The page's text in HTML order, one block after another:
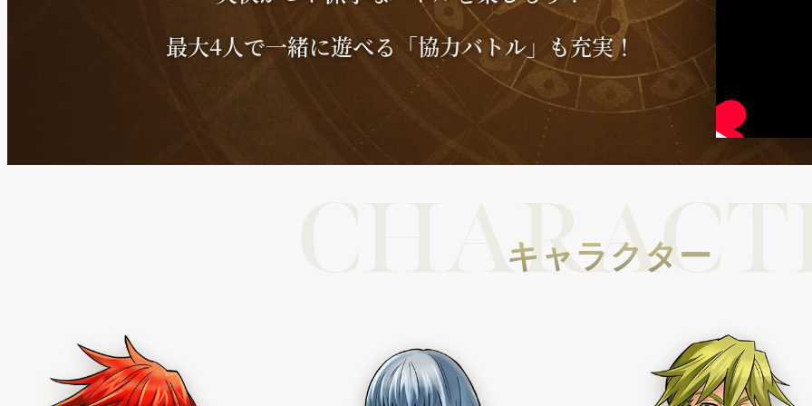
最大4人で一緒に遊べる「協力バトル」も充実！
キャラクター